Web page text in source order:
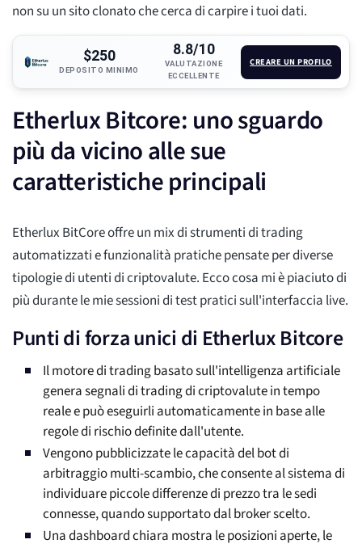
non su un sito clonato che cerca di carpire i tuoi dati.
$250
DEPOSITO MINIMO
8.8/10
VALUTAZIONE
ECCELLENTE
CREARE UN PROFILO
Etherlux Bitcore: uno sguardo
più da vicino alle sue
caratteristiche principali
Etherlux BitCore offre un mix di strumenti di trading
automatizzati e funzionalità pratiche pensate per diverse
tipologie di utenti di criptovalute. Ecco cosa mi è piaciuto di
più durante le mie sessioni di test pratici sull'interfaccia live.
Punti di forza unici di Etherlux Bitcore
Il motore di trading basato sull'intelligenza artificiale
genera segnali di trading di criptovalute in tempo
reale e può eseguirli automaticamente in base alle
regole di rischio definite dall'utente.
Vengono pubblicizzate le capacità del bot di
arbitraggio multi-scambio, che consente al sistema di
individuare piccole differenze di prezzo tra le sedi
connesse, quando supportato dal broker scelto.
Una dashboard chiara mostra le posizioni aperte, le